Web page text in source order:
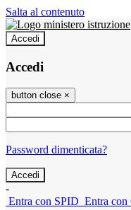
Salta al contenuto
Accedi
Accedi
button close ×
Password dimenticata?
-
Entra con SPID Entra con